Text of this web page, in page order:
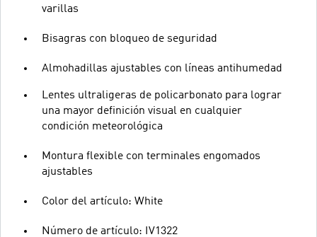
varillas
Bisagras con bloqueo de seguridad
Almohadillas ajustables con líneas antihumedad
Lentes ultraligeras de policarbonato para lograr
una mayor definición visual en cualquier
condición meteorológica
Montura flexible con terminales engomados
ajustables
Color del artículo: White
Número de artículo: IV1322